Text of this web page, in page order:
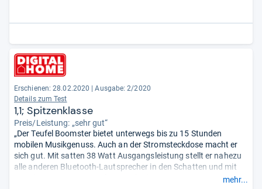
Erschienen: 28.02.2020 | Ausgabe: 2/2020
Details zum Test
1,1; Spitzenklasse
Preis/Leistung: „sehr gut“
„Der Teufel Boomster bietet unterwegs bis zu 15 Stunden
mobilen Musikgenuss. Auch an der Stromsteckdose macht er
sich gut. Mit satten 38 Watt Ausgangsleistung stellt er nahezu
alle anderen Bluetooth-Lautsprecher in den Schatten und mit
mehr...